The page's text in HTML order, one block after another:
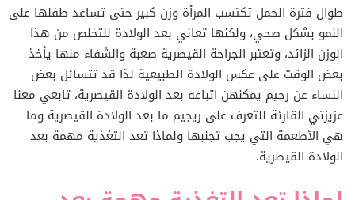
طوال فترة الحمل تكتسب المرأة وزن كبير حتى تساعد طفلها على
النمو بشكل صحي، ولكنها تعاني بعد الولادة للتخلص من هذا
الوزن الزائد، وتعتبر الجراحة القيصرية صعبة والشفاء منها يأخذ
بعض الوقت على عكس الولادة الطبيعية لذا قد تتسائل بعض
النساء عن رجيم يمكنهن اتباعه بعد الولادة القيصرية، تابعي معنا
عزيزتي القارئة للتعرف على ريجيم ما بعد الولادة القيصرية وما
هي الأطعمة التي يجب تجنبها ولماذا تعد التغذية مهمة بعد
الولادة القيصرية.